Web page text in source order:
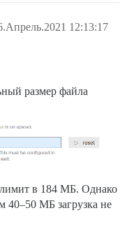
12:13:17
размер файла
лимит в 184 МБ. Однако
40–50 МБ загрузка не